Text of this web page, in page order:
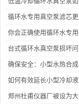
何提升制冷与真空效率？
循环水专用真空泵滤芯更
换周期：基于水质污染度
的判断方法
你会正确使用循环水专用
真空泵吗？
台式循环水真空泵损坏问
题诊断与预防措施
确保安全：小型水热合成
反应釜的操作与维护建议
如何有效延长小型冷却液
水循环泵的使用寿命？
郑州杜甫仪器厂被设为大